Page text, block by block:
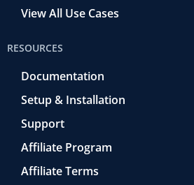
View All Use Cases
RESOURCES
Documentation
Setup & Installation
Support
Affiliate Program
Affiliate Terms